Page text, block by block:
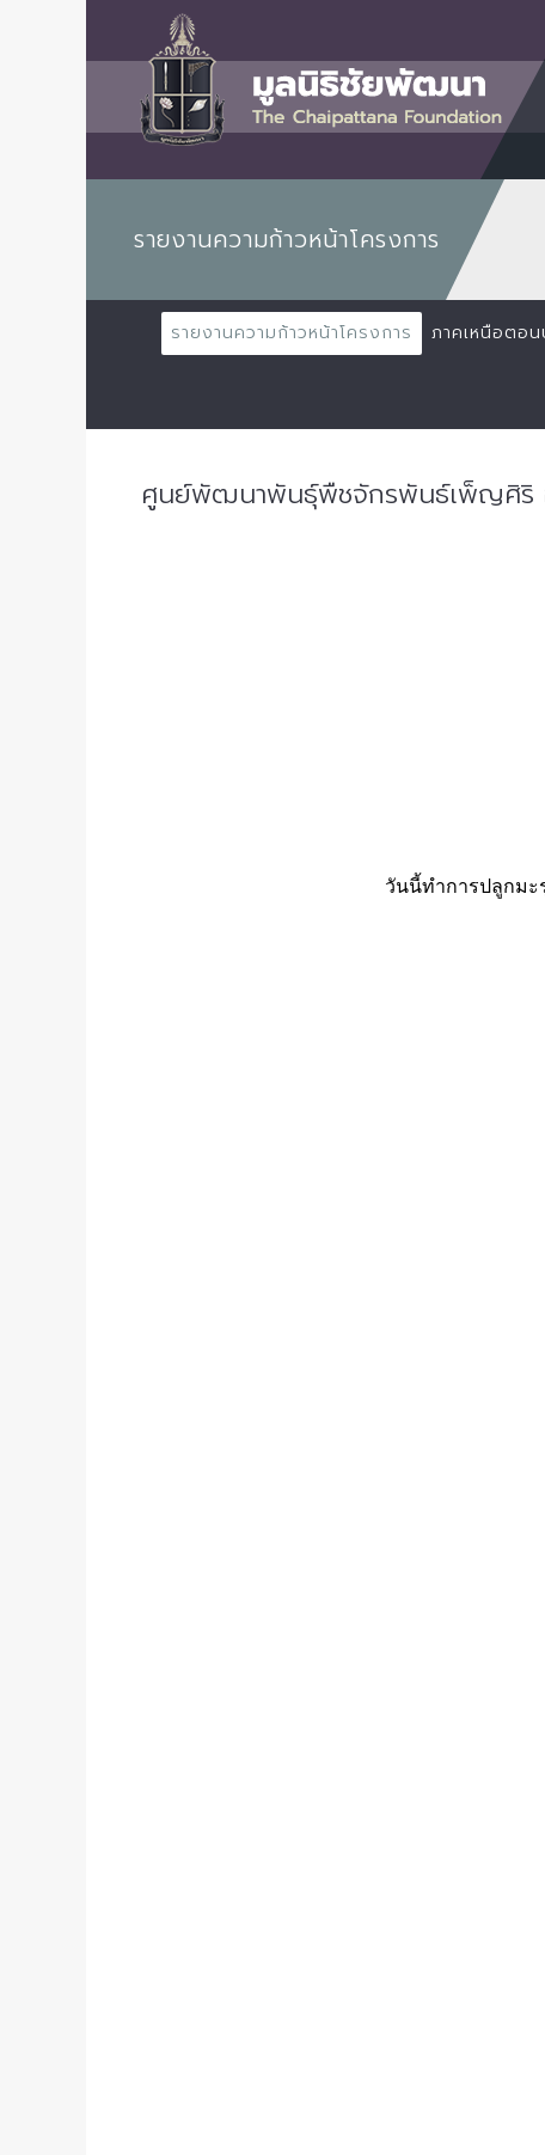
รายงานความก้าวหน้าโครงการ
รายงานความก้าวหน้าโครงการ ภาคเหนือตอ
ศูนย์พัฒนาพันธุ์พืชจักรพันธ์เพ็ญศิริ
วันนี้ทำการปลูกมะ